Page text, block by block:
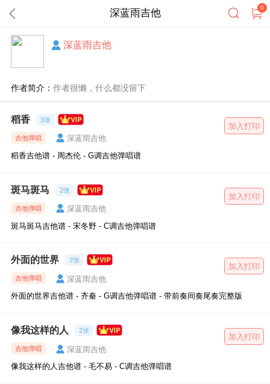
深蓝雨吉他 0
深蓝雨吉他
作者简介： 作者很懒，什么都没留下
稻香 3张
吉他弹唱
深蓝雨吉他
稻香吉他谱 - 周杰伦 - G调吉他弹唱谱
加入打印
斑马斑马 2张
吉他弹唱
深蓝雨吉他
斑马斑马吉他谱 - 宋冬野 - C调吉他弹唱谱
加入打印
外面的世界 2张
吉他弹唱
深蓝雨吉他
外面的世界吉他谱 - 齐秦 - G调吉他弹唱谱 - 带前奏间奏尾奏完整版
加入打印
像我这样的人 2张
吉他弹唱
深蓝雨吉他
像我这样的人吉他谱 - 毛不易 - C调吉他弹唱谱
加入打印